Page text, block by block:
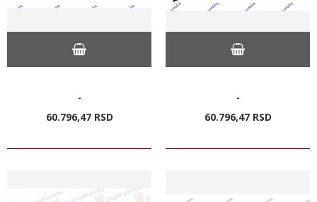
-
60.796,47 RSD
-
60.796,47 RSD